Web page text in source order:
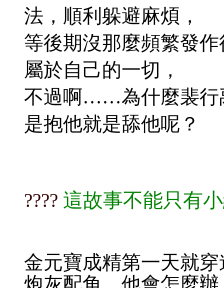
法，順利躲避麻煩，
等後期沒那麼頻繁發
屬於自己的一切，
不過啊……為什麼裴行
是抱他就是舔他呢？
????​​​ 這故事不能只有
金元寶成精第一天就
炮灰配角，他會怎麼辦